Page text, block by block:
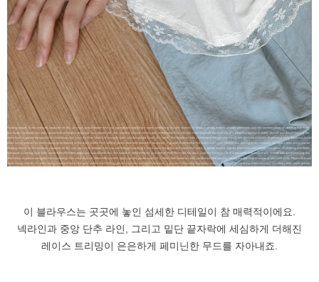
이 블라우스는 곳곳에 놓인 섬세한 디테일이 참 매력적이에요.
넥라인과 중앙 단추 라인, 그리고 밑단 끝자락에 세심하게 더해진
레이스 트리밍이 은은하게 페미닌한 무드를 자아내죠.